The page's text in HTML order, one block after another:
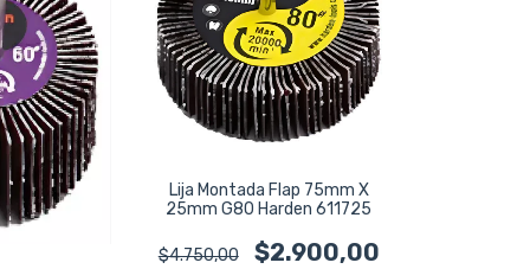
Lija Montada Flap 75mm X
25mm G80 Harden 611725
$4.750,00 $2.900,00